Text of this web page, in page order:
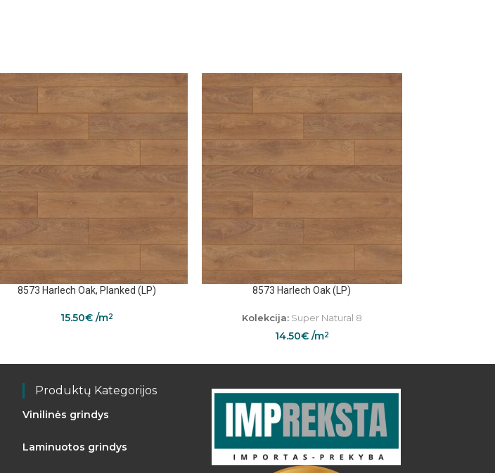
8573 Harlech Oak, Planked (LP)
15.50€ /m2
8573 Harlech Oak (LP)
Kolekcija:Super Natural 8
14.50€/m2
Produktų Kategorijos
Vinilinės grindys
Laminuotos grindys